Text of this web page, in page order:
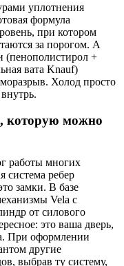
уплотнения
формула
при котором
за порогом. А
(пенополистирол +
вата Knauf)
Холод просто
которую можно
работы многих
система ребер
замки. В базе
Vela с
от силового
это ваша дверь,
При оформлении
другие
выбрав ту систему,